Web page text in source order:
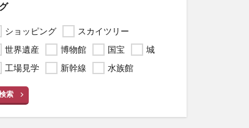
ショッピング
スカイツリー
世界遺産
博物館 国宝
城
工場見学
新幹線 水族館
索